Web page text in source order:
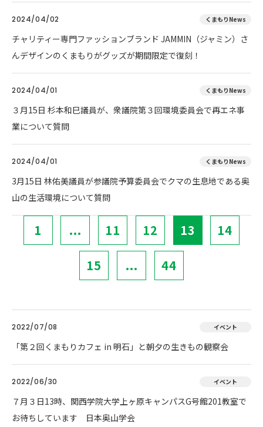
2024/04/02 くまもりNews
チャリティー専門ファッションブランド JAMMIN（ジャミン）さ
んデザインのくまもりがグッズが期間限定で復刻！
2024/04/01 くまもりNews
３月15日 杉本和巳議員が、衆議院第３回環境委員会で再エネ事
業について質問
2024/04/01 くまもりNews
3月15日 林佑美議員が参議院予算委員会でクマの生息地である奥
山の生活環境について質問
1 ... 11 12 13 14
15 ... 44
2022/07/08 イベント
「第２回くまもりカフェ in 明石」と朝夕の生きもの観察会
2022/06/30 イベント
７月３日13時、関西学院大学上ヶ原キャンパスG号館201教室で
お待ちしています 日本奥山学会